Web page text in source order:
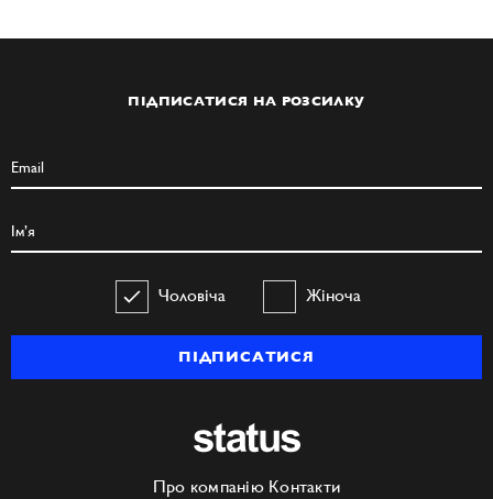
ПІДПИСАТИСЯ НА РОЗСИЛКУ
Чоловіча Жіноча
ПІДПИСАТИСЯ
Про компанію Контакти